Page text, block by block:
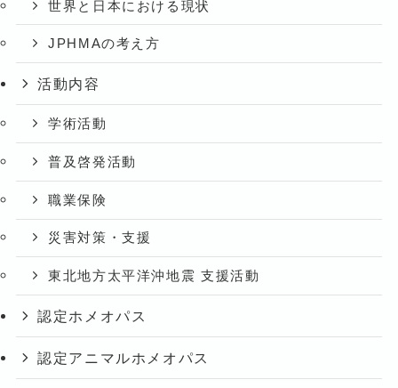
世界と日本における現状
JPHMAの考え方
活動内容
学術活動
普及啓発活動
職業保険
災害対策・支援
東北地方太平洋沖地震 支援活動
認定ホメオパス
認定アニマルホメオパス